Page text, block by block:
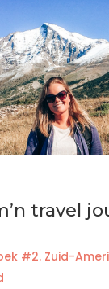
travel
#2. Zuid-